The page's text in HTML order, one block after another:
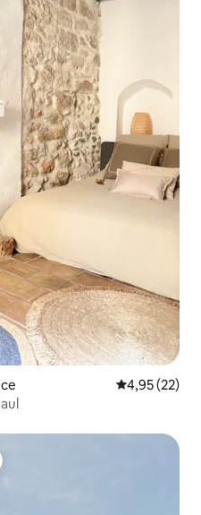
Note
4,95 (22)
les plus aimés